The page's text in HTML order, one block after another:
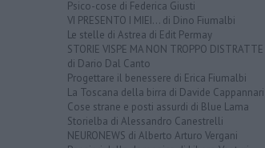
Psico-cose di Federica Giusti
VI PRESENTO I MIEI... di Dino Fiumalbi
Le stelle di Astrea di Edit Permay
STORIE VISPE MA NON TROPPO DISTRATTE
di Dario Dal Canto
Progettare il benessere di Erica Fiumalbi
La Toscana della birra di Davide Cappannari
Cose strane e posti assurdi di Blue Lama
Storielba di Alessandro Canestrelli
NEURONEWS di Alberto Arturo Vergani